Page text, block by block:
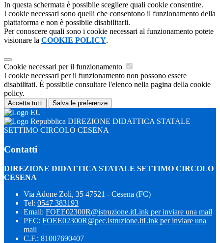
In questa schermata è possibile scegliere quali cookie consentire.
I cookie necessari sono quelli che consentono il funzionamento della
piattaforma e non è possibile disabilitarli.
Per conoscere quali sono i cookie necessari al funzionamento potete
visionare la COOKIE POLICY.
Cookie necessari per il funzionamento
I cookie necessari per il funzionamento non possono essere
disabilitati. È possibile consultare l'elenco nella pagina della cookie
policy.
Accetta tutti Salva le preferenze
DIREZIONE DIDATTICA STATALE
SETTIMO CIRCOLO CESENA
Contatti
DIREZIONE DIDATTICA STATALE SETTIMO CIRCOLO
CESENA
Via Adone Zoli, 35 47521 - Cesena (FC)
Tel: 0547 383193
Email: FOEE02300R@istruzione.itLink per inviare una mail
PEC: FOEE02300R@pec.istruzione.itLink per inviare una
mail
C.F.: 81007690407